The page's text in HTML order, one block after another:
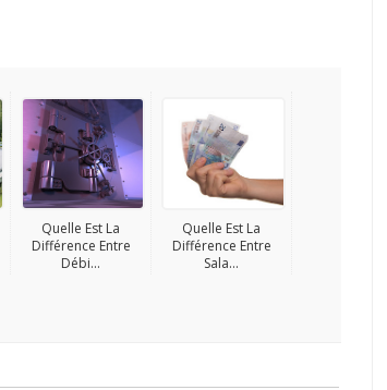
Quelle Est La
Différence Entre
Débi...
Quelle Est La
Différence Entre
Sala...